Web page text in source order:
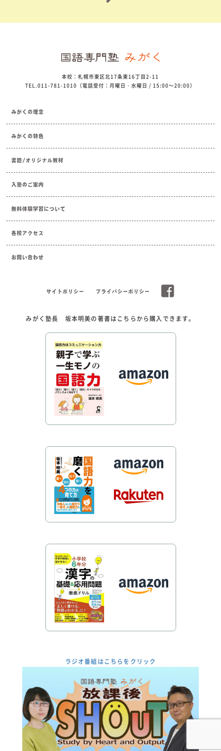
本校：札幌市東区北17条東16丁目2-11
TEL.011-781-1010（電話受付：月曜日・水曜日 / 15:00～20:00）
みがくの理念
みがくの特色
書籍/オリジナル教材
入塾のご案内
無料体験学習について
各校アクセス
お問い合わせ
サイトポリシー プライバシーポリシー
みがく塾長 坂本明美の著書はこちらから購入できます。
ラジオ番組はこちらをクリック